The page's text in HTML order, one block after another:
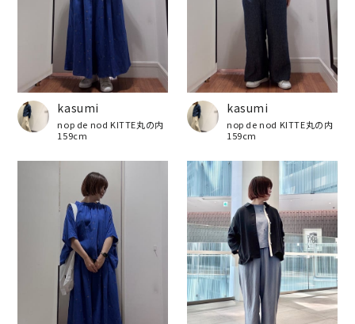
kasumi
nop de nod KITTE丸の内
159cm
kasumi
nop de nod KITTE丸の内
159cm